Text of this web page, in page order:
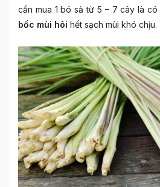
cần mua 1 bó sả từ 5 – 7 cây là có
bốc mùi hôi hết sạch mùi khó chịu.